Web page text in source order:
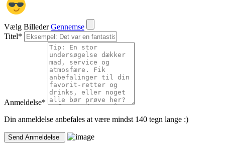
Vælg Billeder Gennemse
Titel*
Anmeldelse*
Din anmeldelse anbefales at være mindst 140 tegn lange :)